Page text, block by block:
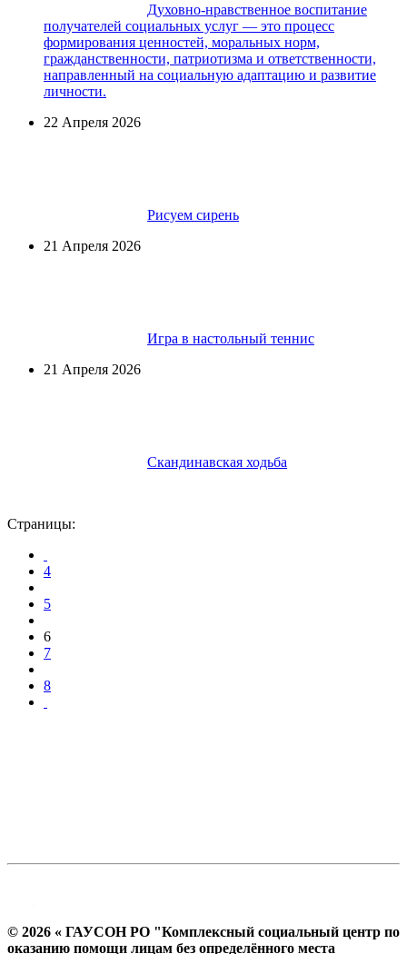
Духовно-нравственное воспитание
получателей социальных услуг — это процесс
формирования ценностей, моральных норм,
гражданственности, патриотизма и ответственности,
направленный на социальную адаптацию и развитие
личности.
22 Апреля 2026
Рисуем сирень
21 Апреля 2026
Игра в настольный теннис
21 Апреля 2026
Скандинавская ходьба
Страницы:
4
5
6
7
8
© 2026 « ГАУСОН РО "Комплексный социальный центр по
оказанию помощи лицам без определённого места